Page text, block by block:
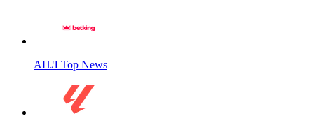
АПЛ Top News